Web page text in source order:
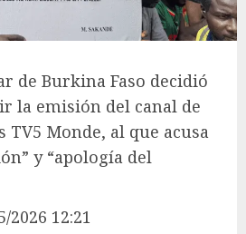
de Burkina Faso decidió
la emisión del canal de
Monde, al que acusa
y “apología del
2026 12:21